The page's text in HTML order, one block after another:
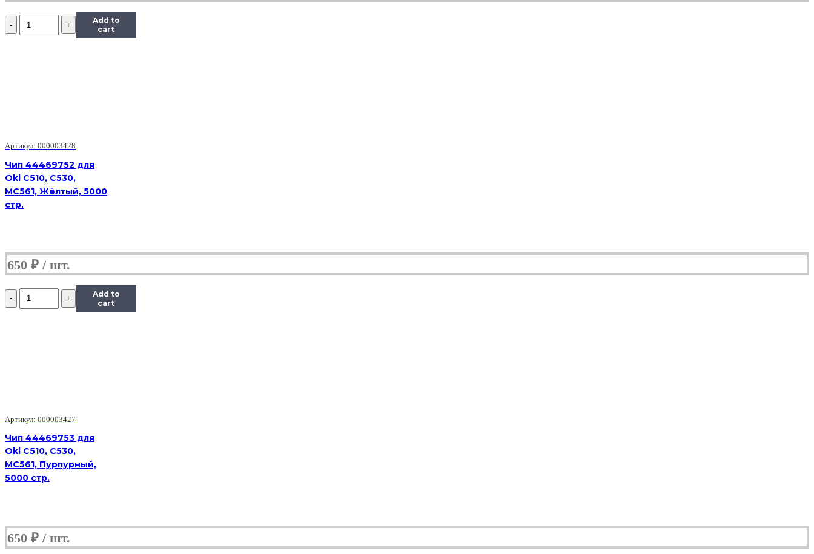
Количество
Чип
Add to
cart
Артикул: 000003428
Чип 44469752 для
Oki C510, C530,
MC561, Жёлтый, 5000
стр.
650 ₽
Количество
Чип
Add to
cart
Артикул: 000003427
Чип 44469753 для
Oki C510, C530,
MC561, Пурпурный,
5000 стр.
650 ₽